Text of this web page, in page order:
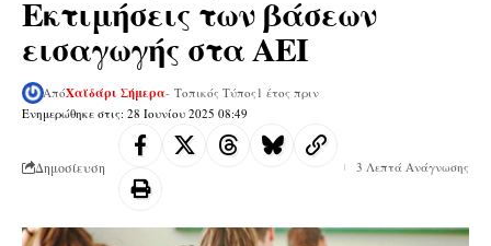
Εκτιμήσεις των βάσεων
εισαγωγής στα ΑΕΙ
Ενημερώθηκε στις: 28 Ιουνίου 2025 08:49
ΑπόΧαϊδάρι Σήμερα- Τοπικός Τύπος 1 έτος πριν
Δημοσίευση 3 Λεπτά Ανάγνωσης